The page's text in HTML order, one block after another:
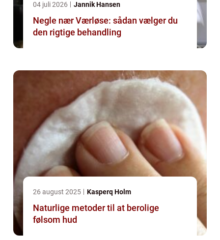
04 juli 2026 Jannik Hansen
Negle nær Værløse: sådan vælger du
den rigtige behandling
26 august 2025 Kasperq Holm
Naturlige metoder til at berolige
følsom hud